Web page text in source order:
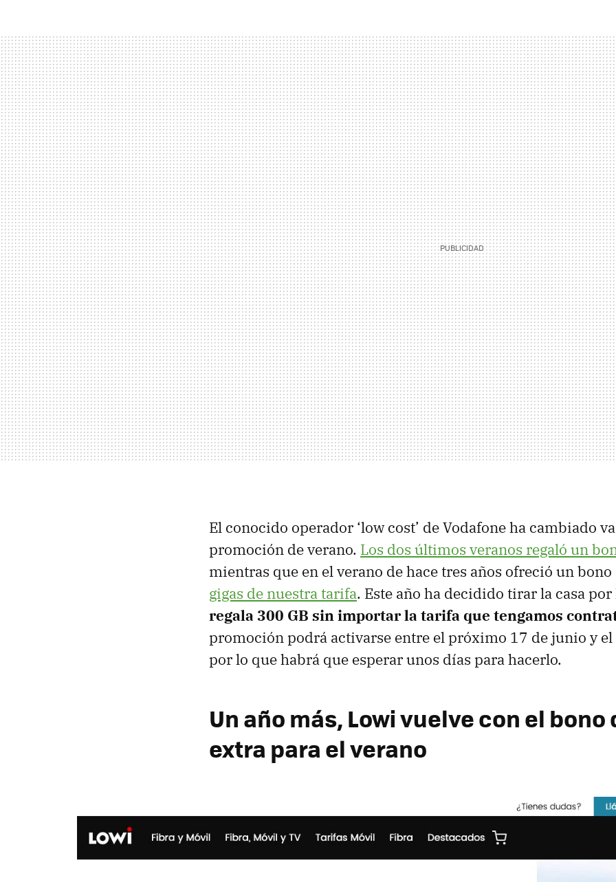
El conocido operador ‘low cost’ de Vodafone ha cambiado
promoción de verano. Los dos últimos veranos regaló un
mientras que en el verano de hace tres años ofreció un
gigas de nuestra tarifa. Este año ha decidido tirar la casa por
regala 300 GB sin importar la tarifa que tengamos
promoción podrá activarse entre el próximo 17 de junio y el
por lo que habrá que esperar unos días para hacerlo.
Un año más, Lowi vuelve con el bono
extra para el verano